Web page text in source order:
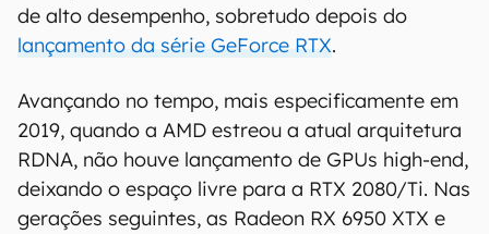
de alto desempenho, sobretudo depois do
lançamento da série GeForce RTX.
Avançando no tempo, mais especificamente em
2019, quando a AMD estreou a atual arquitetura
RDNA, não houve lançamento de GPUs high-end,
deixando o espaço livre para a RTX 2080/Ti. Nas
gerações seguintes, as Radeon RX 6950 XTX e